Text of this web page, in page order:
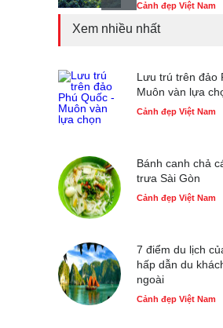
Cảnh đẹp Việt Nam
Cảnh đẹp Việt Nam
Nhiều hoạt động
Xem nhiều nhất
Lưu trú trên đảo
Muôn vàn lựa
Cảnh đẹp Việt Nam
Bánh canh chả
trưa Sài Gòn
Cảnh đẹp Việt Nam
7 điểm du lịch
hấp dẫn du
ngoài
Cảnh đẹp Việt Nam